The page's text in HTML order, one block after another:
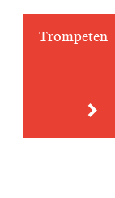
Trompeten